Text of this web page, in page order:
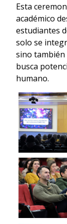
Esta
académico
estudiantes
solo se
sino también
busca
humano.